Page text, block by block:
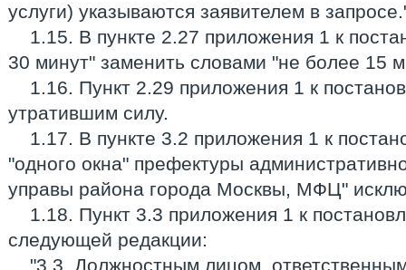
услуги) указываются заявителем в
1.15. В пункте 2.27 приложения 1 к
30 минут" заменить словами "не более 15
1.16. Пункт 2.29 приложения 1 к
утратившим силу.
1.17. В пункте 3.2 приложения 1 к
"одного окна" префектуры
управы района города Москвы, МФЦ"
1.18. Пункт 3.3 приложения 1 к
следующей редакции:
"3.3. Должностным лицом,